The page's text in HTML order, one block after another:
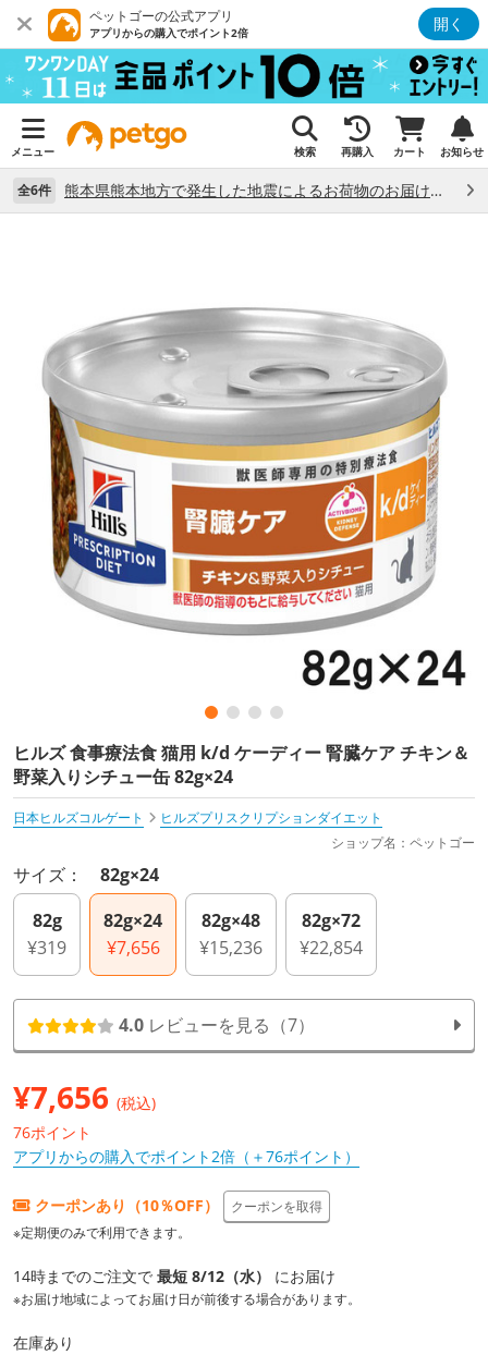
ペットゴーの公式アプリ
アプリからの購入でポイント2倍 開く
メニュー 検索 再購入 カート お知らせ
全6件 熊本県熊本地方で発生した地震によるお荷物のお届け状況について （7/28）
ヒルズ 食事療法食 猫用 k/d ケーディー 腎臓ケア チキン＆
野菜入りシチュー缶 82g×24
日本ヒルズコルゲート
ヒルズプリスクリプションダイエット
ショップ名：ペットゴー
サイズ： 82g×24
82g
¥319
82g×24
¥7,656
82g×48
¥15,236
82g×72
¥22,854
4.0 レビューを見る（7）
¥7,656 (税込)
76ポイント
アプリからの購入でポイント2倍（＋76ポイント）
クーポンあり（10％OFF）
クーポンを取得
※定期便のみで利用できます。
14時までのご注文で 最短 8/12（水） にお届け
※お届け地域によってお届け日が前後する場合があります。
在庫あり